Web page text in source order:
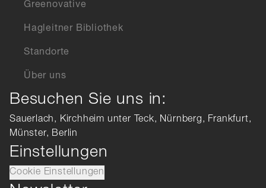
Greenovative
Hagleitner Bibliothek
Standorte
Über uns
Besuchen Sie uns in:
Sauerlach, Kirchheim unter Teck, Nürnberg, Frankfurt,
Münster, Berlin
Einstellungen
Cookie Einstellungen